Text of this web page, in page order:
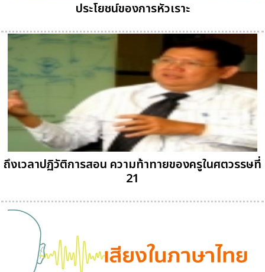
ประโยชน์ของการหัวเราะ
ถึงเวลาปฏิวัติการสอน ความท้าทายของครูในศตวรรษที่
21